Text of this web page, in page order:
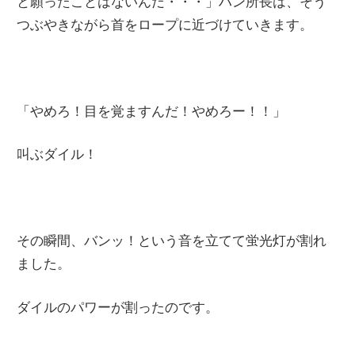
つぶやきながら首をロープに近づけていきます。
「やめろ！目を覚ますんだ！やめろー！！」
叫ぶダイル！
その瞬間、バンッ！という音を立てて蛍光灯が割れ
ました。
ダイルのパワーが割ったのです。